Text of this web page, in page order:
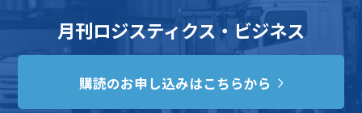
月刊ロジスティクス・ビジネス
購読のお申し込みはこちらから